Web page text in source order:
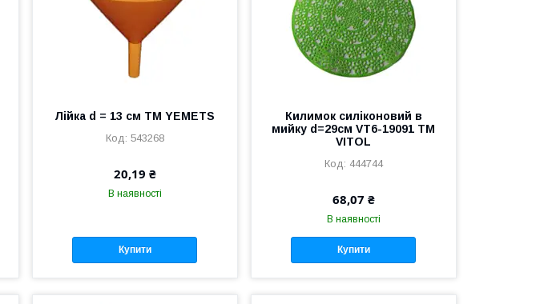
Лійка d = 13 см ТМ YEMETS
543268
20,19 ₴
В наявності
Купити
Килимок силіконовий в
мийку d=29см VT6-19091 ТМ
VITOL
444744
68,07 ₴
В наявності
Купити